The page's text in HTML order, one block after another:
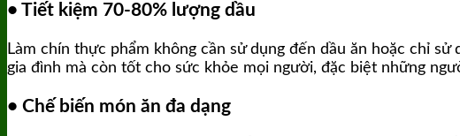
• Tiết kiệm 70-80% lượng dầu
Làm chín thực phẩm không cần sử dụng đến dầu ăn hoặc chỉ
gia đình mà còn tốt cho sức khỏe mọi người, đặc biệt những
• Chế biến món ăn đa dạng